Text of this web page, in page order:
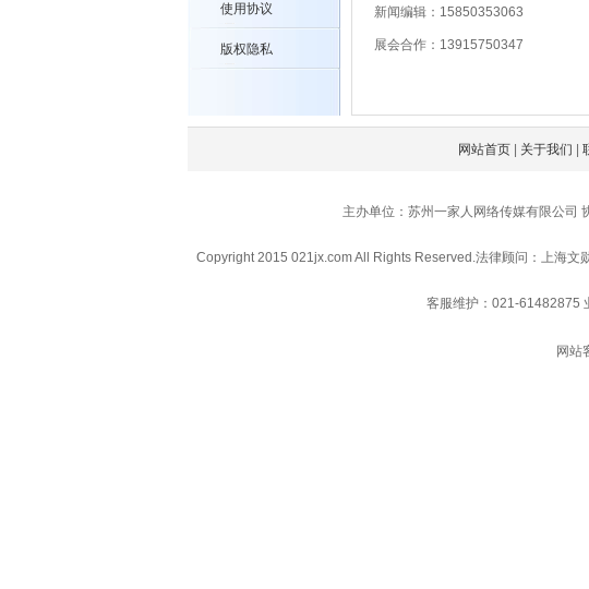
使用协议
版权隐私
新闻编辑：15850353063
展会合作：13915750347
网站首页| 关于我们
主办单位：苏州一家人网络传媒有限公司
Copyright 2015 021jx.com All Rights Reserved.法律顾问：上海文
客服维护：021-61482875
网站